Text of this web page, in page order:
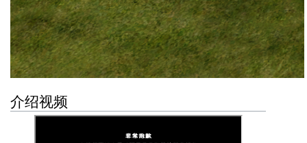
介绍视频